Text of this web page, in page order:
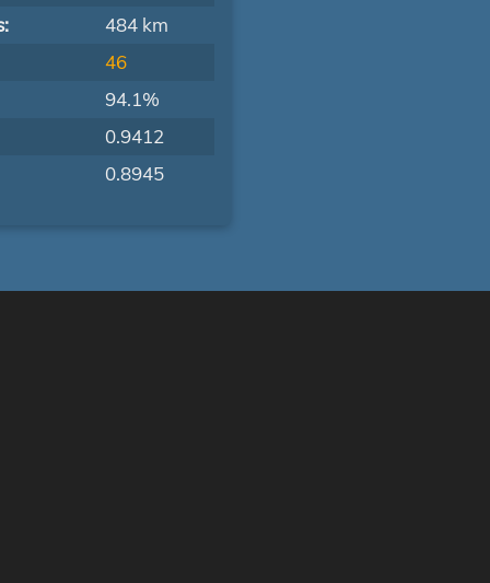
484 km
46
94.1%
0.9412
0.8945